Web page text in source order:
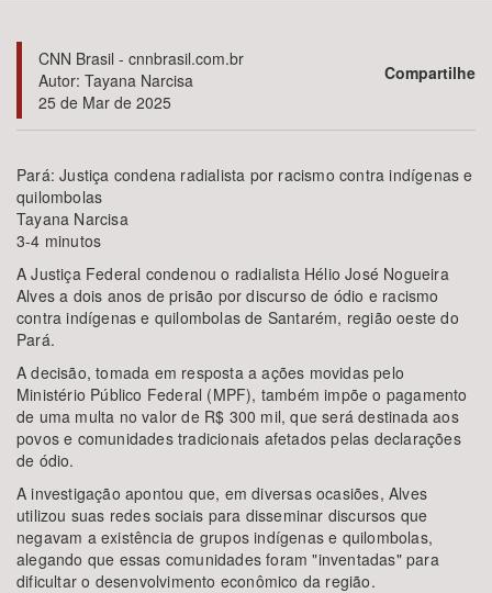
Tema
Área de Levantamento
CNN Brasil - cnnbrasil.com.br
Autor: Tayana Narcisa
25 de Mar de 2025
Compartilhe
Pará: Justiça condena radialista por racismo contra indígenas e
quilombolas
Tayana Narcisa
3-4 minutos
A Justiça Federal condenou o radialista Hélio José Nogueira
Alves a dois anos de prisão por discurso de ódio e racismo
contra indígenas e quilombolas de Santarém, região oeste do
Pará.
A decisão, tomada em resposta a ações movidas pelo
Ministério Público Federal (MPF), também impõe o pagamento
de uma multa no valor de R$ 300 mil, que será destinada aos
povos e comunidades tradicionais afetados pelas declarações
de ódio.
A investigação apontou que, em diversas ocasiões, Alves
utilizou suas redes sociais para disseminar discursos que
negavam a existência de grupos indígenas e quilombolas,
alegando que essas comunidades foram "inventadas" para
dificultar o desenvolvimento econômico da região.